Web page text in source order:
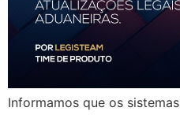
Informamos que os